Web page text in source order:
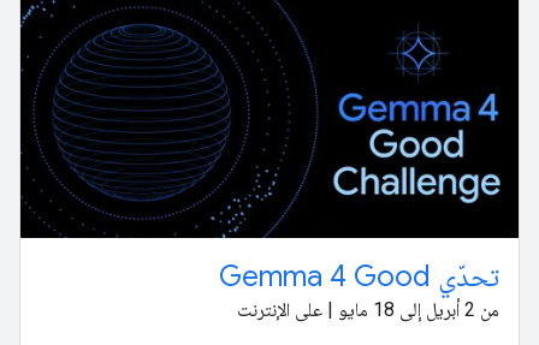
تحدّي Gemma 4 Good
من 2 أبريل إلى 18 مايو | على الإنترنت